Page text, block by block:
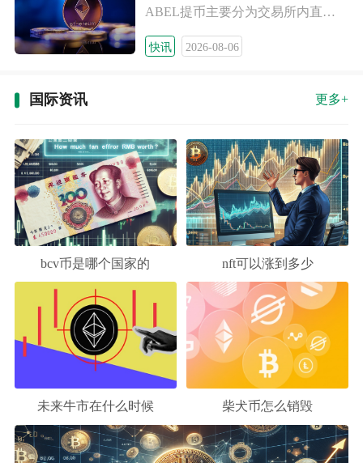
ABEL提币主要分为交易所内直接提币、钱包端转账转出两种方式
快讯 2026-08-06
国际资讯 更多+
bcv币是哪个国家的 nft可以涨到多少
未来牛市在什么时候 柴犬币怎么销毁